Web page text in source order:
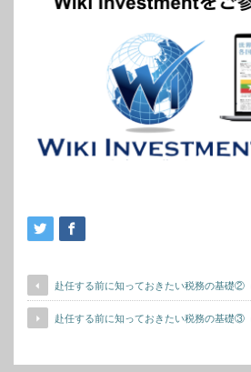
赴任する前に知っておきたい税務の基礎②
赴任する前に知っておきたい税務の基礎③（